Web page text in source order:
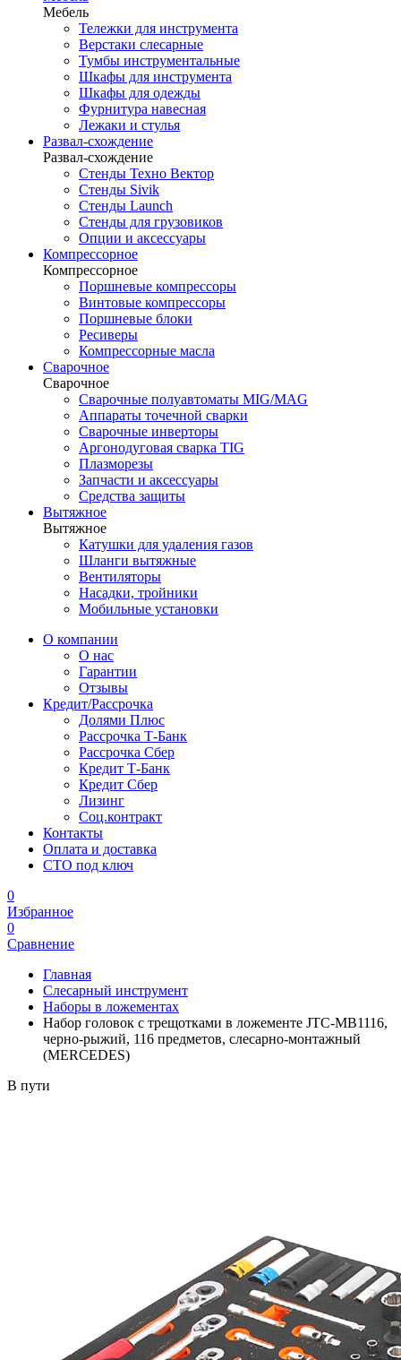
Мебель
Тележки для инструмента
Верстаки слесарные
Тумбы инструментальные
Шкафы для инструмента
Шкафы для одежды
Фурнитура навесная
Лежаки и стулья
Развал-схождение
Развал-схождение
Стенды Техно Вектор
Стенды Sivik
Стенды Launch
Стенды для грузовиков
Опции и аксессуары
Компрессорное
Компрессорное
Поршневые компрессоры
Винтовые компрессоры
Поршневые блоки
Ресиверы
Компрессорные масла
Сварочное
Сварочное
Сварочные полуавтоматы MIG/MAG
Аппараты точечной сварки
Сварочные инверторы
Аргонодуговая сварка TIG
Плазморезы
Запчасти и аксессуары
Средства защиты
Вытяжное
Вытяжное
Катушки для удаления газов
Шланги вытяжные
Вентиляторы
Насадки, тройники
Мобильные установки
О компании
О нас
Гарантии
Отзывы
Кредит/Рассрочка
Долями Плюс
Рассрочка Т-Банк
Рассрочка Сбер
Кредит Т-Банк
Кредит Сбер
Лизинг
Соц.контракт
Контакты
Оплата и доставка
СТО под ключ
0
Избранное
0
Сравнение
Главная
Слесарный инструмент
Наборы в ложементах
Набор головок с трещотками в ложементе JTC-MB1116,
черно-рыжий, 116 предметов, слесарно-монтажный
(MERCEDES)
В пути